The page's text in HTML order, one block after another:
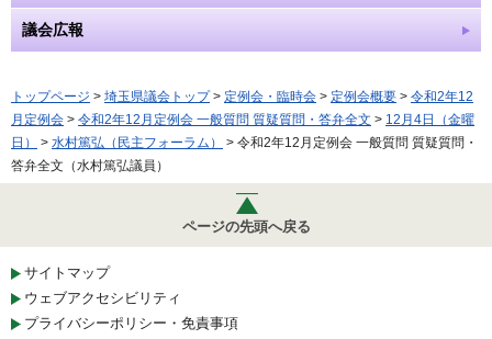
議会広報
トップページ > 埼玉県議会トップ> 定例会・臨時会 > 定例会概要 > 令和2年12
月定例会 > 令和2年12月定例会 一般質問 質疑質問・答弁全文 > 12月4日（金曜
日）
> 水村篤弘（民主フォーラム）
> 令和2年12月定例会 一般質問 質疑質問・
答弁全文（水村篤弘議員）
ページの先頭へ戻る
サイトマップ
ウェブアクセシビリティ
プライバシーポリシー・免責事項